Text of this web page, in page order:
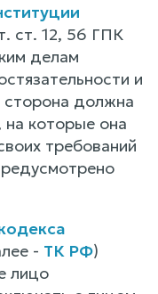
ст. 12, 56 ГПК
делам
и
сторона должна
на которые она
требований
- ТК РФ)
лицо